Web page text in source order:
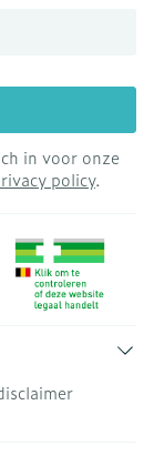
in voor onze
policy.